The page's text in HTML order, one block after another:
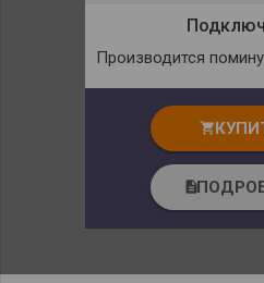
Производится
shopping_cart
description